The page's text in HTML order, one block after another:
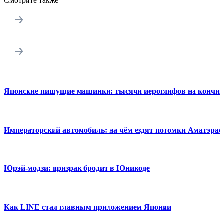
Японские пишущие машинки: тысячи иероглифов на
Императорский автомобиль: на чём ездят потомки
Юрэй-модзи: призрак бродит в Юникоде
Как LINE стал главным приложением Японии